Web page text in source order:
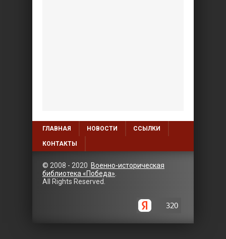
ГЛАВНАЯ НОВОСТИ ССЫЛКИ
КОНТАКТЫ
© 2008 - 2020 Военно-историческая
библиотека «Победа»
All Rights Reserved.